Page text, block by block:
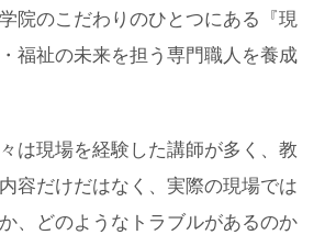
院のこだわりのひとつにある『現
福祉の未来を担う専門職人を養成
は現場を経験した講師が多く、教
容だけだはなく、実際の現場では
、どのようなトラブルがあるのか